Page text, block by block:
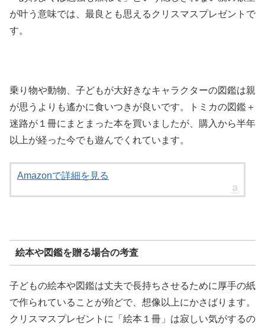
が叶う意味では、最良とも思えるクリスマスプレゼントで
す。
乗り物や動物、子どもが大好きなキャラクターの図鑑は親
が思うよりも遙かに食いつきが良いです。トミカの図鑑＋
迷路が１冊にまとまった本を買いましたが、購入から半年
以上が経った今でも遊んでくれています。
Amazonで詳細を見る
絵本や図鑑を贈る場合の考査
子どもの絵本や図鑑は丈夫で長持ちさせるために厚手の紙
で作られていることが殆どで、想像以上にかさばります。
クリスマスプレゼントに「絵本１冊」は寂しい気がするの